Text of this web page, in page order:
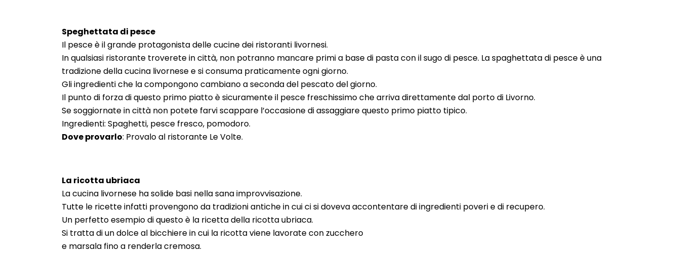
Speghettata di pesce
Il pesce è il grande protagonista delle cucine dei ristoranti livornesi.
In qualsiasi ristorante troverete in città, non potranno mancare primi a base di pasta con il sugo di pesce. La spaghettata di pesce è una
tradizione della cucina livornese e si consuma praticamente ogni giorno.
Gli ingredienti che la compongono cambiano a seconda del pescato del giorno.
Il punto di forza di questo primo piatto è sicuramente il pesce freschissimo che arriva direttamente dal porto di Livorno.
Se soggiornate in città non potete farvi scappare l’occasione di assaggiare questo primo piatto tipico.
Ingredienti: Spaghetti, pesce fresco, pomodoro.
Dove provarlo: Provalo al ristorante Le Volte.
La ricotta ubriaca
La cucina livornese ha solide basi nella sana improvvisazione.
Tutte le ricette infatti provengono da tradizioni antiche in cui ci si doveva accontentare di ingredienti poveri e di recupero.
Un perfetto esempio di questo è la ricetta della ricotta ubriaca.
Si tratta di un dolce al bicchiere in cui la ricotta viene lavorate con zucchero
e marsala fino a renderla cremosa.